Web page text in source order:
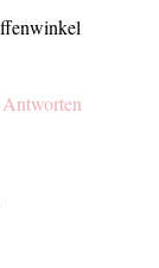
Antworten